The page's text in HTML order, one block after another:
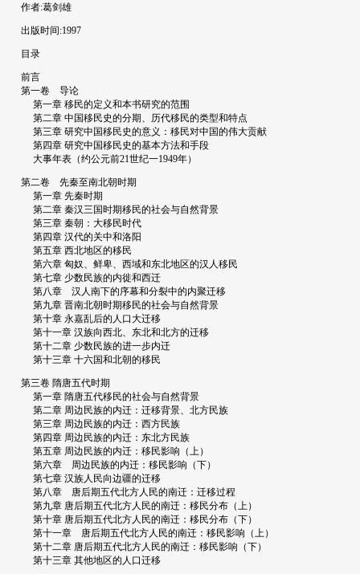
作者:葛剑雄
出版时间:1997
目录
前言
第一卷 导论
第一章 移民的定义和本书研究的范围
第二章 中国移民史的分期、历代移民的类型和特点
第三章 研究中国移民史的意义：移民对中国的伟大贡献
第四章 研究中国移民史的基本方法和手段
大事年表（约公元前21世纪一1949年）
第二卷 先秦至南北朝时期
第一章 先秦时期
第二章 秦汉三国时期移民的社会与自然背景
第三章 秦朝：大移民时代
第四章 汉代的关中和洛阳
第五章 西北地区的移民
第六章 匈奴、鲜卑、西域和东北地区的汉人移民
第七章 少数民族的内徙和西迁
第八章 汉人南下的序幕和分裂中的内聚迁移
第九章 晋南北朝时期移民的社会与自然背景
第十章 永嘉乱后的人口大迁移
第十一章 汉族向西北、东北和北方的迁移
第十二章 少数民族的进一步内迁
第十三章 十六国和北朝的移民
第三卷 隋唐五代时期
第一章 隋唐五代移民的社会与自然背景
第二章 周边民族的内迁：迁移背景、北方民族
第三章 周边民族的内迁：西方民族
第四章 周边民族的内迁：东北方民族
第五章 周边民族的内迁：移民影响（上）
第六章 周边民族的内迁：移民影响（下）
第七章 汉族人民向边疆的迁移
第八章 唐后期五代北方人民的南迁：迁移过程
第九章 唐后期五代北方人民的南迁：移民分布（上）
第十章 唐后期五代北方人民的南迁：移民分布（下）
第十一章 唐后期五代北方人民的南迁：移民影响（上）
第十二章 唐后期五代北方人民的南迁：移民影响（下）
第十三章 其他地区的人口迁移